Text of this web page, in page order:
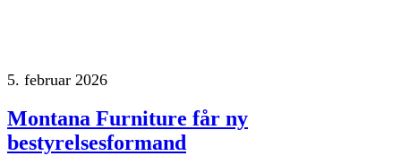
5. februar 2026
Montana Furniture får ny
bestyrelsesformand